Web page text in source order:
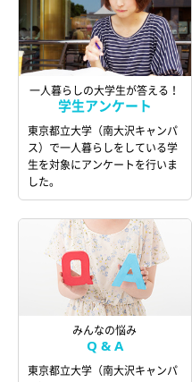
一人暮らしの大学生が答える！
学生アンケート
東京都立大学（南大沢キャンパ
ス）で一人暮らしをしている学
生を対象にアンケートを行いま
した。
みんなの悩み
Q & A
東京都立大学（南大沢キャンパ